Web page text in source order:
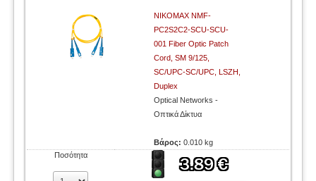
NIKOMAX NMF-
PC2S2C2-SCU-SCU-
001 Fiber Optic Patch
Cord, SM 9/125,
SC/UPC-SC/UPC, LSZH,
Duplex
Optical Networks -
Οπτικά Δίκτυα
Βάρος:0.010 kg
Ποσότητα